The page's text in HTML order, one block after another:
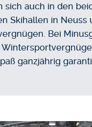
sich auch in den
Skihallen in Neuss
Bei
ganzjährig